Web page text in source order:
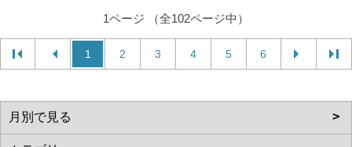
1ページ （全102ページ中）
1 2 3 4 5 6